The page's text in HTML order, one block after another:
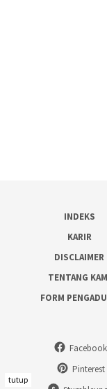
INDEKS
KARIR
DISCLAIMER
TENTANG
FORM
Facebook
Pinterest
tutup